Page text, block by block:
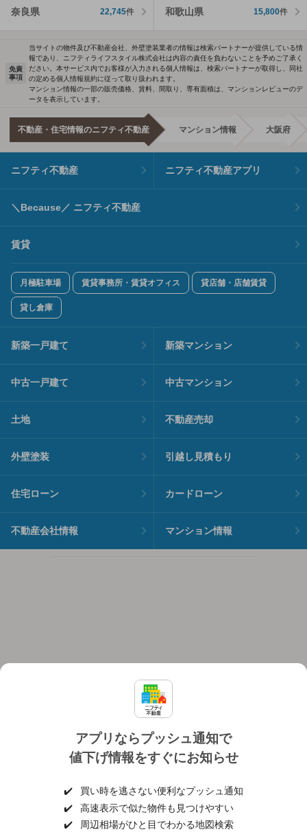
奈良県 22,745件 和歌山県 15,800件
アプリならプッシュ通知で
値下げ情報をすぐにお知らせ
✔️
買い時を逃さない便利なプッシュ通知
✔️
高速表示で似た物件も見つけやすい
✔️
周辺相場がひと目でわかる地図検索
免責
事項
当サイトの物件及び不動産会社、外壁塗装業者の情報は検索パートナーが提供している情
報であり、ニフティライフスタイル株式会社は内容の責任を負わないことを予めご了承く
ださい。本サービス内でお客様が入力される個人情報は、検索パートナーが取得し、同社
の定める個人情報規約に従って取り扱われます。
マンション情報の一部の販売価格、賃料、間取り、専有面積は、マンションレビューのデ
ータを表示しています。
不動産・住宅情報のニフティ不動産 マンション情報 大阪府
ニフティ不動産 ニフティ不動産アプリ
＼Because／ ニフティ不動産
賃貸
月極駐車場 賃貸事務所・賃貸オフィス 貸店舗・店舗賃貸
貸し倉庫
新築一戸建て 新築マンション
中古一戸建て 中古マンション
土地 不動産売却
外壁塗装 引越し見積もり
住宅ローン カードローン
不動産会社情報 マンション情報
個人情報保護ポリシー 利用規約
ヘルプ・お問い合わせ 採用情報